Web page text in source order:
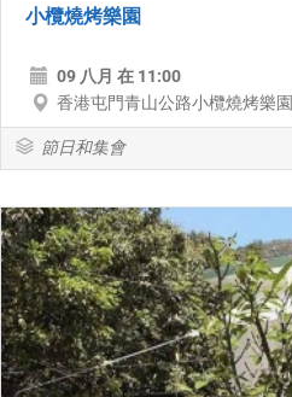
小欖燒烤樂園
09 八月 在 11:00
香港屯門青山公路小欖燒烤樂園
節日和集會